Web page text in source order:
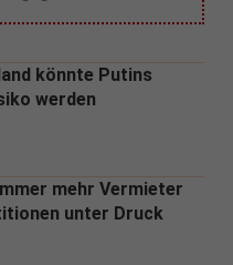
könnte Putins
werden
mehr Vermieter
unter Druck